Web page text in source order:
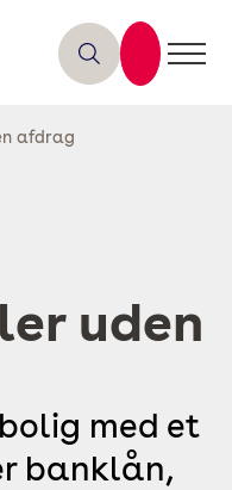
afdrag
uden
med et
banklån,